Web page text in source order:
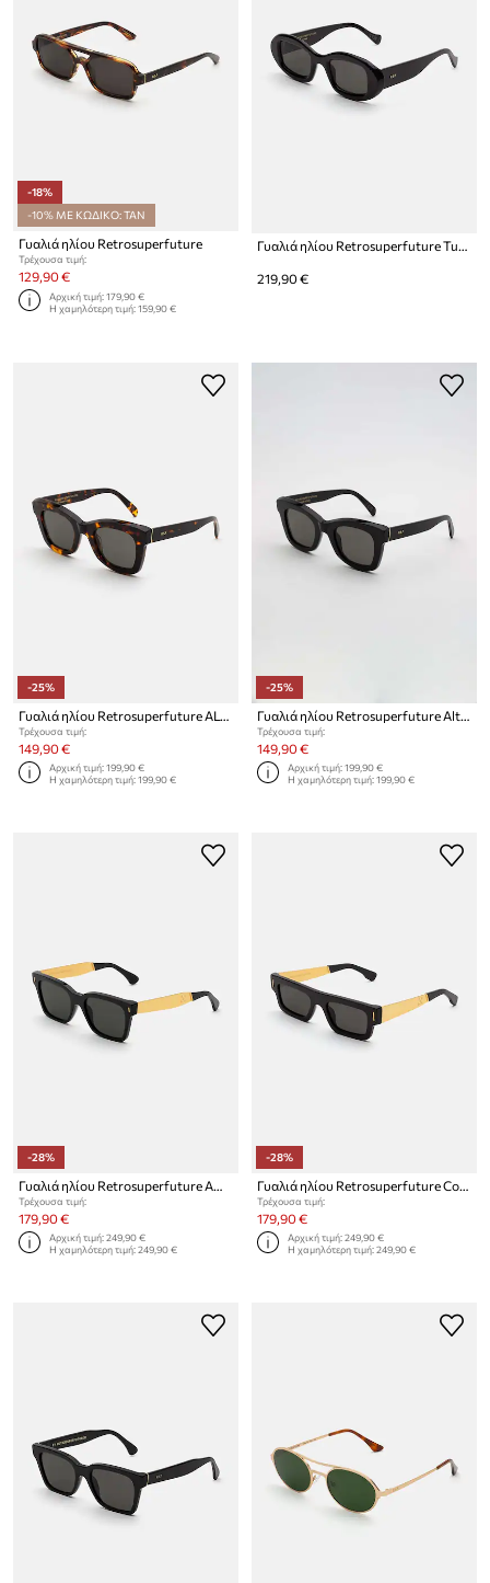
-18%
-10% ΜΕ ΚΩΔΙΚΟ: TAN
Γυαλιά ηλίου Retrosuperfuture
Τρέχουσα τιμή:
129,90 €
Αρχική τιμή:179,90 €
Η χαμηλότερη τιμή:159,90 €
Γυαλιά ηλίου Retrosuperfuture Tutto
219,90 €
-25%
Τρέχουσα τιμή:
149,90 €
Αρχική τιμή:199,90 €
Η χαμηλότερη τιμή:199,90 €
-25%
Τρέχουσα τιμή:
149,90 €
Αρχική τιμή:199,90 €
Η χαμηλότερη τιμή:199,90 €
-28%
Τρέχουσα τιμή:
179,90 €
Αρχική τιμή:249,90 €
Η χαμηλότερη τιμή:249,90 €
-28%
Τρέχουσα τιμή:
179,90 €
Αρχική τιμή:249,90 €
Η χαμηλότερη τιμή:249,90 €